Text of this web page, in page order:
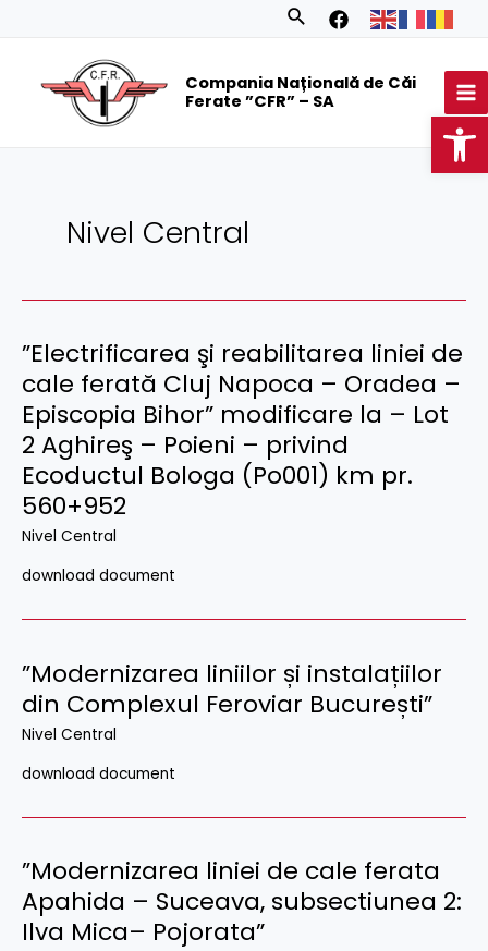
Search
Compania Națională de Căi
Ferate ”CFR” – SA
Nivel Central
”Electrificarea şi reabilitarea liniei de
cale ferată Cluj Napoca – Oradea –
Episcopia Bihor” modificare la – Lot
2 Aghireş – Poieni – privind
Ecoductul Bologa (Po001) km pr.
560+952
Nivel Central
download document
”Modernizarea liniilor și instalațiilor
din Complexul Feroviar București”
Nivel Central
download document
”Modernizarea liniei de cale ferata
Apahida – Suceava, subsectiunea 2:
Ilva Mica– Pojorata”